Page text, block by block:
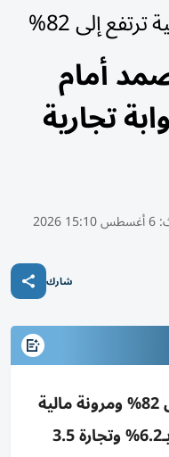
إلى 82%
أمام
تجارية
6 أغسطس 15:10 2026
شارك
ارتفاع مساهمة غير النفط إلى 82% ومرونة مالية
ومصرفية قوية؛ نمو 2025 بـ6.2% وتجارة 3.5